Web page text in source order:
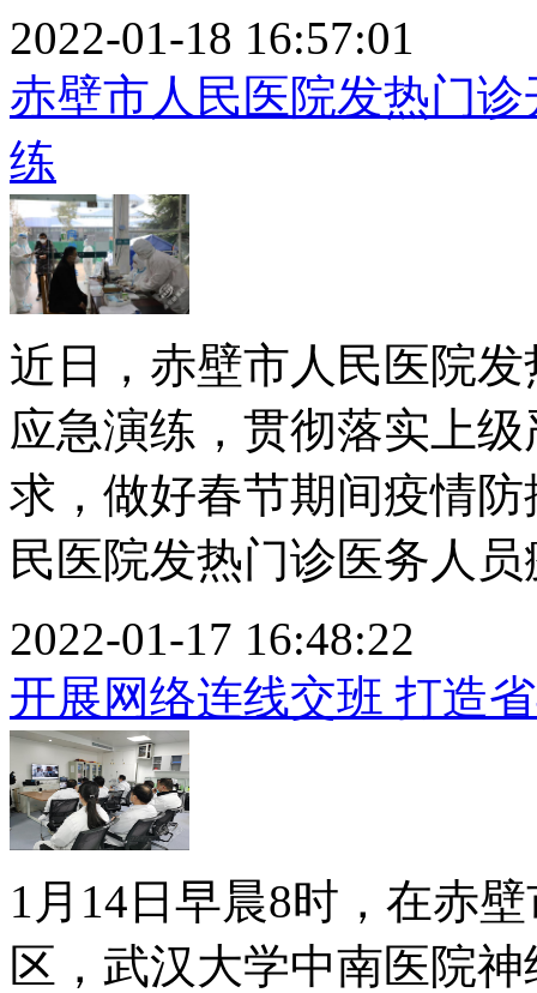
2022-01-18 16:57:01
赤壁市人民医院发热门
练
近日，赤壁市人民医院
应急演练，贯彻落实上
求，做好春节期间疫情
民医院发热门诊医务人员
2022-01-17 16:48:22
开展网络连线交班 打造
1月14日早晨8时，在赤
区，武汉大学中南医院